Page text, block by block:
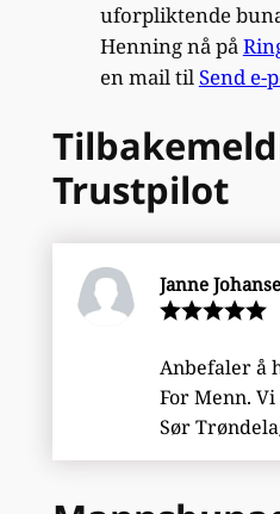
uforpliktende
Henning nå på
en mail tilSend e-
Trustpilot
Janne
Anbefaler å
For Menn.
Sør
Det er verdt